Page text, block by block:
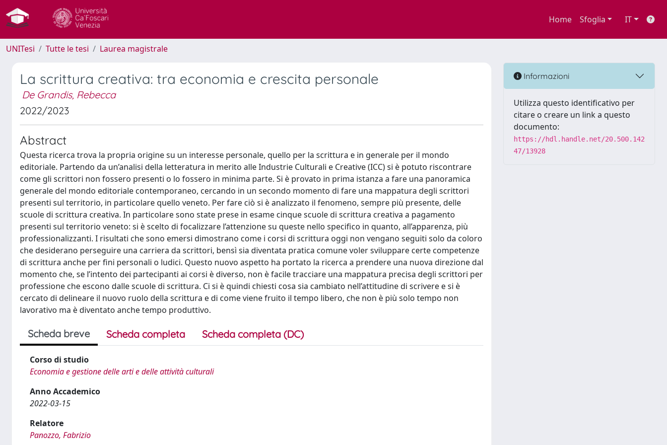
Home Sfoglia IT
UNITesi Tutte le tesi Laurea magistrale
La scrittura creativa: tra economia e crescita personale
De Grandis, Rebecca
2022/2023
Abstract
Questa ricerca trova la propria origine su un interesse personale, quello per la scrittura e in generale per il mondo
editoriale. Partendo da un’analisi della letteratura in merito alle Industrie Culturali e Creative (ICC) si è potuto riscontrare
come gli scrittori non fossero presenti o lo fossero in minima parte. Si è provato in prima istanza a fare una panoramica
generale del mondo editoriale contemporaneo, cercando in un secondo momento di fare una mappatura degli scrittori
presenti sul territorio, in particolare quello veneto. Per fare ciò si è analizzato il fenomeno, sempre più presente, delle
scuole di scrittura creativa. In particolare sono state prese in esame cinque scuole di scrittura creativa a pagamento
presenti sul territorio veneto: si è scelto di focalizzare l’attenzione su queste nello specifico in quanto, all’apparenza, più
professionalizzanti. I risultati che sono emersi dimostrano come i corsi di scrittura oggi non vengano seguiti solo da coloro
che desiderano perseguire una carriera da scrittori, bensì sia diventata pratica comune voler sviluppare certe competenze
di scrittura anche per fini personali o ludici. Questo nuovo aspetto ha portato la ricerca a prendere una nuova direzione dal
momento che, se l’intento dei partecipanti ai corsi è diverso, non è facile tracciare una mappatura precisa degli scrittori per
professione che escono dalle scuole di scrittura. Ci si è quindi chiesti cosa sia cambiato nell’attitudine di scrivere e si è
cercato di delineare il nuovo ruolo della scrittura e di come viene fruito il tempo libero, che non è più solo tempo non
lavorativo ma è diventato anche tempo produttivo.
Scheda breve Scheda completa Scheda completa (DC)
Corso di studio
Economia e gestione delle arti e delle attività culturali
Anno Accademico
2022-03-15
Relatore
Panozzo, Fabrizio
Informazioni
Utilizza questo identificativo per
citare o creare un link a questo
documento:
https://hdl.handle.net/20.500.142
47/13928